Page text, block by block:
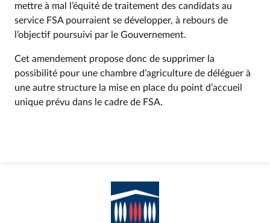
mettre à mal l’équité de traitement des candidats au
service FSA pourraient se développer, à rebours de
l’objectif poursuivi par le Gouvernement.
Cet amendement propose donc de supprimer la
possibilité pour une chambre d’agriculture de déléguer à
une autre structure la mise en place du point d’accueil
unique prévu dans le cadre de FSA.